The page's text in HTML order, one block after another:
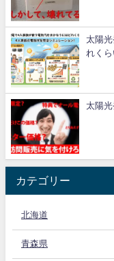
太陽
れくら
太陽
カテゴリー
北海道
青森県